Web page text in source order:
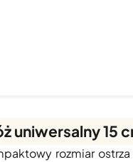
uniwersalny 15
o długości 15cmto
rozmiar